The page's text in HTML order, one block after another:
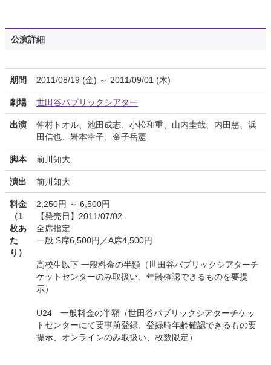
公演詳細
期間 2011/08/19 (金) ～ 2011/09/01 (木)
劇場 世田谷パブリックシアター
出演
仲村トオル、池田成志、小松和重、山内圭哉、内田慈、浜
田信也、岩本幸子、金子岳憲
脚本 前川知大
演出 前川知大
料金
（1
枚あ
た
り）
2,250円 ～ 6,500円
【発売日】2011/07/02
全席指定
一般 S席6,500円／A席4,500円
高校生以下 一般料金の半額（世田谷パブリックシアターチ
ケットセンターのみ取扱い、年齢確認できるものを要提
示）
U24 一般料金の半額（世田谷パブリックシアターチケッ
トセンターにて要事前登録、登録時年齢確認できるもの要
提示、オンラインのみ取扱い、枚数限定）